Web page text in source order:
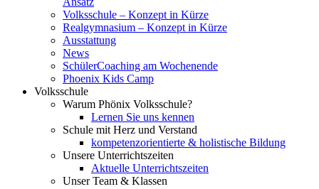
Volksschule – Konzept in Kürze
Realgymnasium – Konzept in Kürze
Ausstattung
News
SchülerCoaching am Wochenende
Phoenix Kids Camp
Volksschule
Warum Phönix Volksschule?
Lernen Sie uns kennen
Schule mit Herz und Verstand
kompetenzorientierte & holistische Bildung
Unsere Unterrichtszeiten
Aktuelle Unterrichtszeiten
Unser Team & Klassen